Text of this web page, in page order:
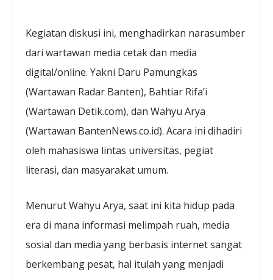
Kegiatan diskusi ini, menghadirkan narasumber
dari wartawan media cetak dan media
digital/online. Yakni Daru Pamungkas
(Wartawan Radar Banten), Bahtiar Rifa’i
(Wartawan Detik.com), dan Wahyu Arya
(Wartawan BantenNews.co.id). Acara ini dihadiri
oleh mahasiswa lintas universitas, pegiat
literasi, dan masyarakat umum.
Menurut Wahyu Arya, saat ini kita hidup pada
era di mana informasi melimpah ruah, media
sosial dan media yang berbasis internet sangat
berkembang pesat, hal itulah yang menjadi